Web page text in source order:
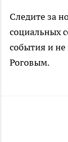
Следите за
социальных
события и не
Роговым.